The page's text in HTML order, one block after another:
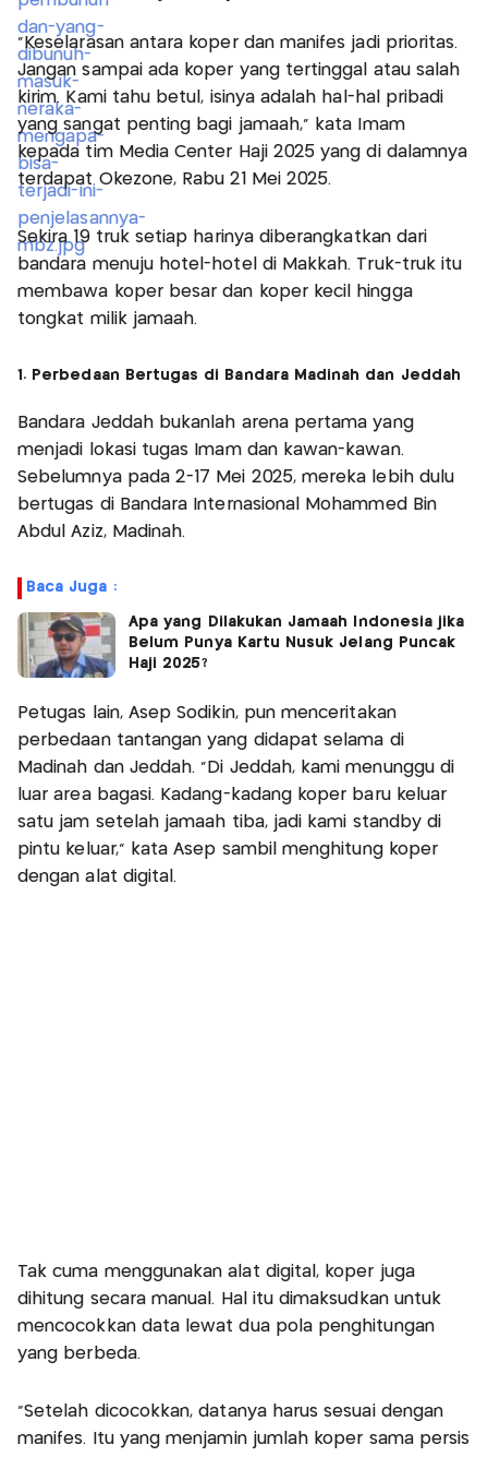
“Keselarasan antara koper dan manifes jadi prioritas.
Jangan sampai ada koper yang tertinggal atau salah
kirim. Kami tahu betul, isinya adalah hal-hal pribadi
yang sangat penting bagi jamaah,” kata Imam
kepada tim Media Center Haji 2025 yang di dalamnya
terdapat Okezone, Rabu 21 Mei 2025.
Sekira 19 truk setiap harinya diberangkatkan dari
bandara menuju hotel-hotel di Makkah. Truk-truk itu
membawa koper besar dan koper kecil hingga
tongkat milik jamaah.
1. Perbedaan Bertugas di Bandara Madinah dan Jeddah
Bandara Jeddah bukanlah arena pertama yang
menjadi lokasi tugas Imam dan kawan-kawan.
Sebelumnya pada 2-17 Mei 2025, mereka lebih dulu
bertugas di Bandara Internasional Mohammed Bin
Abdul Aziz, Madinah.
Baca Juga :
Apa yang Dilakukan Jamaah Indonesia jika
Belum Punya Kartu Nusuk Jelang Puncak
Haji 2025?
Petugas lain, Asep Sodikin, pun menceritakan
perbedaan tantangan yang didapat selama di
Madinah dan Jeddah. “Di Jeddah, kami menunggu di
luar area bagasi. Kadang-kadang koper baru keluar
satu jam setelah jamaah tiba, jadi kami standby di
pintu keluar,” kata Asep sambil menghitung koper
dengan alat digital.
Tak cuma menggunakan alat digital, koper juga
dihitung secara manual. Hal itu dimaksudkan untuk
mencocokkan data lewat dua pola penghitungan
yang berbeda.
"Setelah dicocokkan, datanya harus sesuai dengan
manifes. Itu yang menjamin jumlah koper sama persis